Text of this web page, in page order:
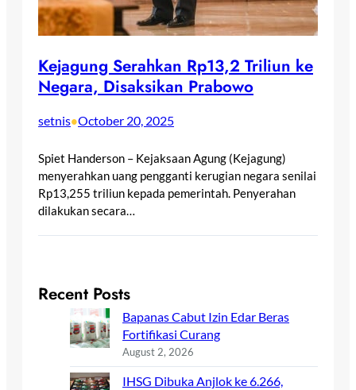
Kejagung Serahkan Rp13,2 Triliun ke
Negara, Disaksikan Prabowo
setnis•October 20, 2025
Spiet Handerson – Kejaksaan Agung (Kejagung)
menyerahkan uang pengganti kerugian negara senilai
Rp13,255 triliun kepada pemerintah. Penyerahan
dilakukan secara…
Recent Posts
Bapanas Cabut Izin Edar Beras
Fortifikasi Curang
August 2, 2026
IHSG Dibuka Anjlok ke 6.266,